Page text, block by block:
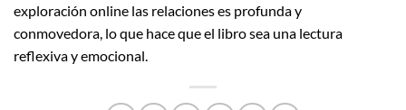
exploración online las relaciones es profunda y
conmovedora, lo que hace que el libro sea una lectura
reflexiva y emocional.